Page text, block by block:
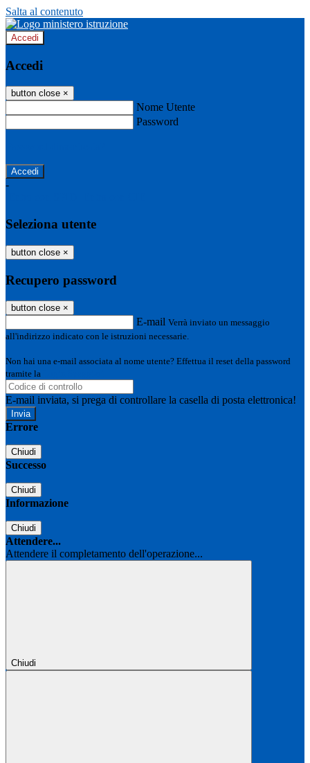
Salta al contenuto
Accedi
Accedi
button close ×
Nome Utente
Password
-
Seleziona utente
button close ×
Recupero password
button close ×
E-mail Verrà inviato un messaggio
all'indirizzo indicato con le istruzioni necessarie.
Non hai una e-mail associata al nome utente? Effettua il reset della password
tramite la
E-mail inviata, si prega di controllare la casella di posta elettronica!
Errore
Chiudi
Successo
Chiudi
Informazione
Chiudi
Attendere...
Attendere il completamento dell'operazione...
Chiudi